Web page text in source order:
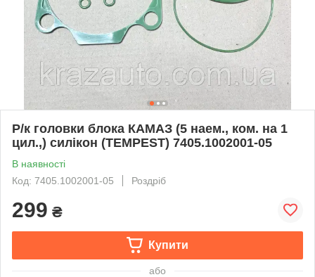
Р/к головки блока КАМАЗ (5 наем., ком. на 1
цил.,) силікон (TEMPEST) 7405.1002001-05
В наявності
Код: 7405.1002001-05
Роздріб
299 ₴
Купити
або